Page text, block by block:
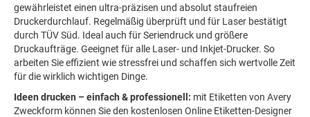
gewährleistet einen ultra-präzisen und absolut staufreien
Druckerdurchlauf. Regelmäßig überprüft und für Laser bestätigt
durch TÜV Süd. Ideal auch für Seriendruck und größere
Druckaufträge. Geeignet für alle Laser- und Inkjet-Drucker. So
arbeiten Sie effizient wie stressfrei und schaffen sich wertvolle Zeit
für die wirklich wichtigen Dinge.
Ideen drucken – einfach & professionell: mit Etiketten von Avery
Zweckform können Sie den kostenlosen Online Etiketten-Designer